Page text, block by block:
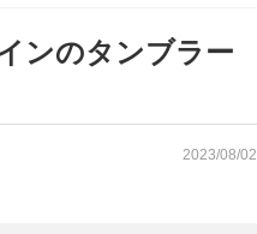
ンのタンブラー
2023/08/02